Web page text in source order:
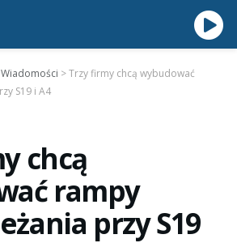
Wiadomości >Trzy firmy chcą wybudować
S19 i A4
chcą
rampy
przy S19